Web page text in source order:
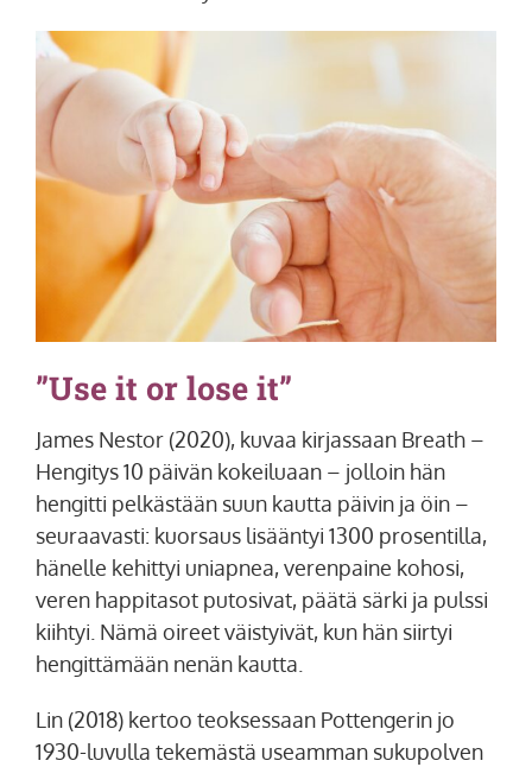
”Use it or lose it”
James Nestor (2020), kuvaa kirjassaan Breath –
Hengitys 10 päivän kokeiluaan – jolloin hän
hengitti pelkästään suun kautta päivin ja öin –
seuraavasti: kuorsaus lisääntyi 1300 prosentilla,
hänelle kehittyi uniapnea, verenpaine kohosi,
veren happitasot putosivat, päätä särki ja pulssi
kiihtyi. Nämä oireet väistyivät, kun hän siirtyi
hengittämään nenän kautta.
Lin (2018) kertoo teoksessaan Pottengerin jo
1930-luvulla tekemästä useamman sukupolven